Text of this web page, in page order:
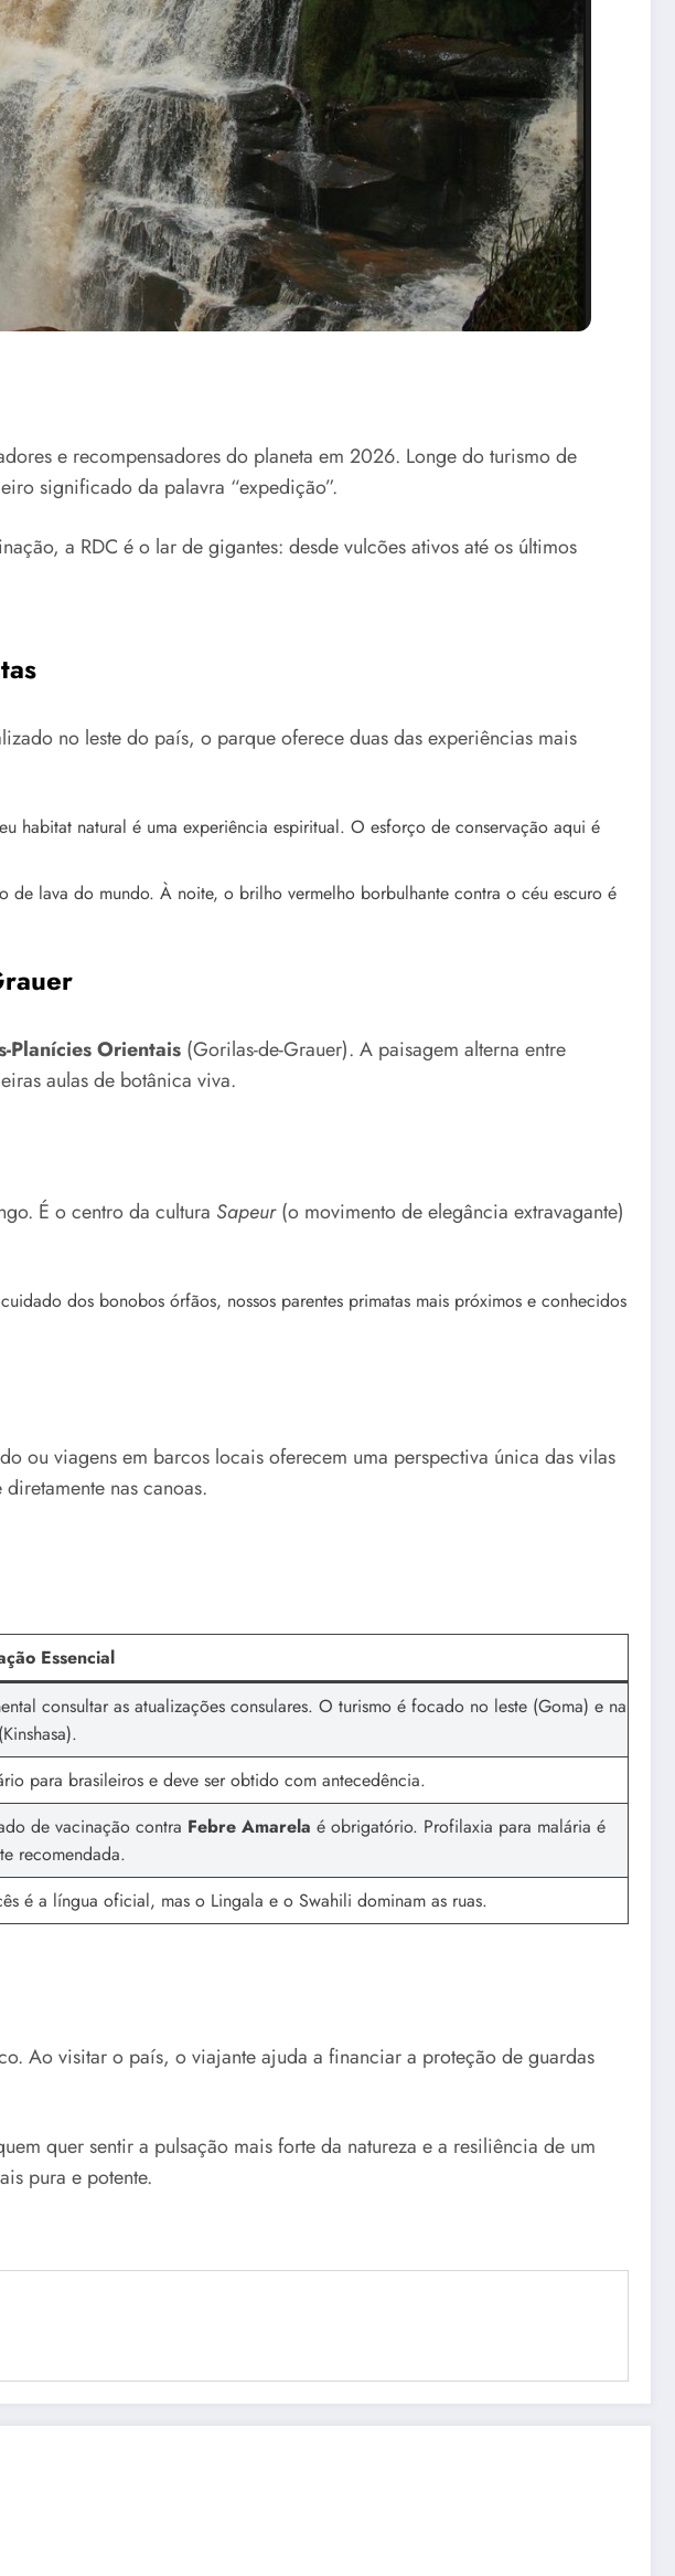
e recompensadores do planeta em 2026. Longe do turismo de
significado da palavra “expedição”.
a RDC é o lar de gigantes: desde vulcões ativos até os últimos
no leste do país, o parque oferece duas das experiências mais
habitat natural é uma experiência espiritual. O esforço de conservação aqui é
lava do mundo. À noite, o brilho vermelho borbulhante contra o céu escuro é
Planícies Orientais (Gorilas-de-Grauer). A paisagem alterna entre
aulas de botânica viva.
É o centro da cultura Sapeur(o movimento de elegância extravagante)
dos bonobos órfãos, nossos parentes primatas mais próximos e conhecidos
ou viagens em barcos locais oferecem uma perspectiva única das vilas
nas canoas.
Essencial
consultar as atualizações consulares. O turismo é focado no leste (Goma) e na
para brasileiros e deve ser obtido com antecedência.
de vacinação contra Febre Amarela é obrigatório. Profilaxia para malária é
recomendada.
é a língua oficial, mas o Lingala e o Swahili dominam as ruas.
Ao visitar o país, o viajante ajuda a financiar a proteção de guardas
quer sentir a pulsação mais forte da natureza e a resiliência de um
pura e potente.